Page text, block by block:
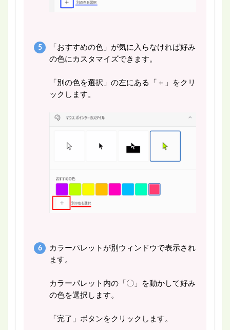
「おすすめの色」が気に入らなければ好み
の色にカスタマイズできます。
「別の色を選択」の左にある「＋」をクリ
ックします。
カラーパレットが別ウィンドウで表示され
ます。
カラーパレット内の「〇」を動かして好み
の色を選択します。
「完了」ボタンをクリックします。